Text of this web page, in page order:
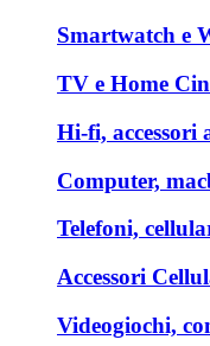
Smartwatch e
TV e Home
Hi-fi, accessori
Computer,
Telefoni,
Accessori
Videogiochi,